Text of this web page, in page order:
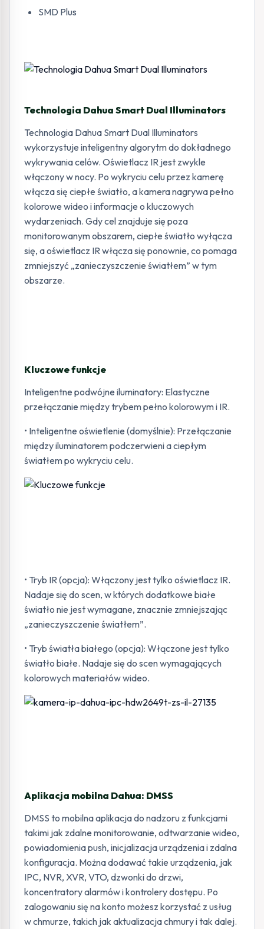
SMD Plus
Technologia Dahua Smart Dual Illuminators
Technologia Dahua Smart Dual Illuminators
wykorzystuje inteligentny algorytm do dokładnego
wykrywania celów. Oświetlacz IR jest zwykle
włączony w nocy. Po wykryciu celu przez kamerę
włącza się ciepłe światło, a kamera nagrywa pełno
kolorowe wideo i informacje o kluczowych
wydarzeniach. Gdy cel znajduje się poza
monitorowanym obszarem, ciepłe światło wyłącza
się, a oświetlacz IR włącza się ponownie, co pomaga
zmniejszyć „zanieczyszczenie światłem” w tym
obszarze.
Kluczowe funkcje
Inteligentne podwójne iluminatory: Elastyczne
przełączanie między trybem pełno kolorowym i IR.
• Inteligentne oświetlenie (domyślnie): Przełączanie
między iluminatorem podczerwieni a ciepłym
światłem po wykryciu celu.
• Tryb IR (opcja): Włączony jest tylko oświetlacz IR.
Nadaje się do scen, w których dodatkowe białe
światło nie jest wymagane, znacznie zmniejszając
„zanieczyszczenie światłem”.
• Tryb światła białego (opcja): Włączone jest tylko
światło białe. Nadaje się do scen wymagających
kolorowych materiałów wideo.
Aplikacja mobilna Dahua: DMSS
DMSS to mobilna aplikacja do nadzoru z funkcjami
takimi jak zdalne monitorowanie, odtwarzanie wideo,
powiadomienia push, inicjalizacja urządzenia i zdalna
konfiguracja. Można dodawać takie urządzenia, jak
IPC, NVR, XVR, VTO, dzwonki do drzwi,
koncentratory alarmów i kontrolery dostępu. Po
zalogowaniu się na konto możesz korzystać z usług
w chmurze, takich jak aktualizacja chmury i tak dalej.